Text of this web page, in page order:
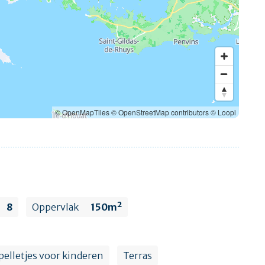
© OpenMapTiles© OpenStreetMap contributors© Loopi
8 Oppervlak 150m²
voor kinderen Terras